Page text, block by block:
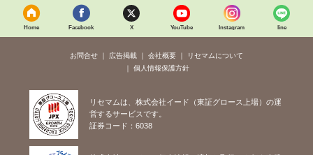
Home Facebook X YouTube Instagram line
お問合せ 広告掲載 会社概要
リセマムについて
個人情報保護方針
リセマムは、株式会社イード（東証グロース上場）の運
営するサービスです。
証券コード：6038